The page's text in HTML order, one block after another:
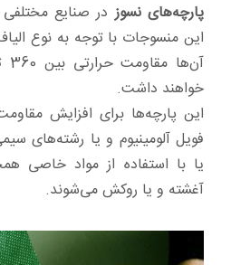
پارچه‌های نسوزدر صنایع مختلفی
این منسوجات با توجه به نوع
خواهند داشت.
این پارچه‌ها برای افزایش
فویل آلومینیوم و یا رشته‌های
یا با استفاده از مواد خاصی
آغشته و یا روکش می‌شوند.